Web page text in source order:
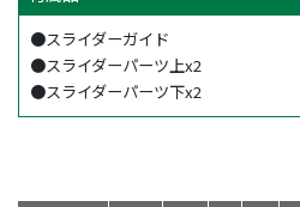
●スライダーガイド
●スライダーパーツ上x2
●スライダーパーツ下x2